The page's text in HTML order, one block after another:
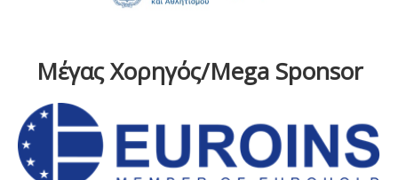
Μέγας Χορηγός/Mega Sponsor